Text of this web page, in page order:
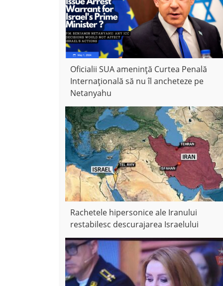
Oficialii SUA amenință Curtea Penală
Internațională să nu îl ancheteze pe
Netanyahu
Rachetele hipersonice ale Iranului
restabilesc descurajarea Israelului